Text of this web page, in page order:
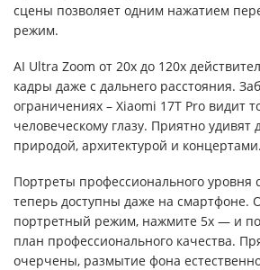
сцены позволяет одним нажатием
режим.
AI Ultra Zoom от 20x до 120x
кадры даже с дальнего расстояния.
ограничениях – Xiaomi 17T Pro видит
человеческому глазу. Приятно удивят
природой, архитектурой и концертами.
Портреты профессионального уровня
теперь доступны даже на смартфоне.
портретный режим, нажмите 5x — и
план профессионального качества.
очерчены, размытие фона